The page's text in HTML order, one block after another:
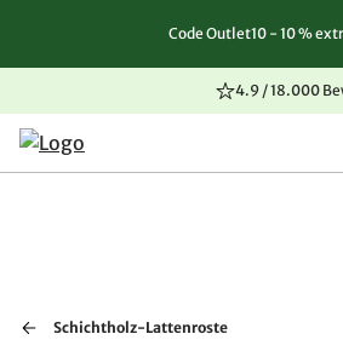
Zum Inhalt springen
Zur Navigation springen
Zum Seitenende springen
Code Outlet10 - 10 %
4.9 / 18.000
Schichtholz-Lattenroste